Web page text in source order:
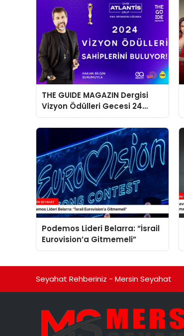
THE GUIDE MAGAZIN Dergisi
Vizyon Ödülleri Gecesi 24
Aralık’ta
Podemos Lideri Belarra: “İsrail
Eurovision’a Gitmemeli”
Seyahat Rehberiniz - Mersin Seyahat